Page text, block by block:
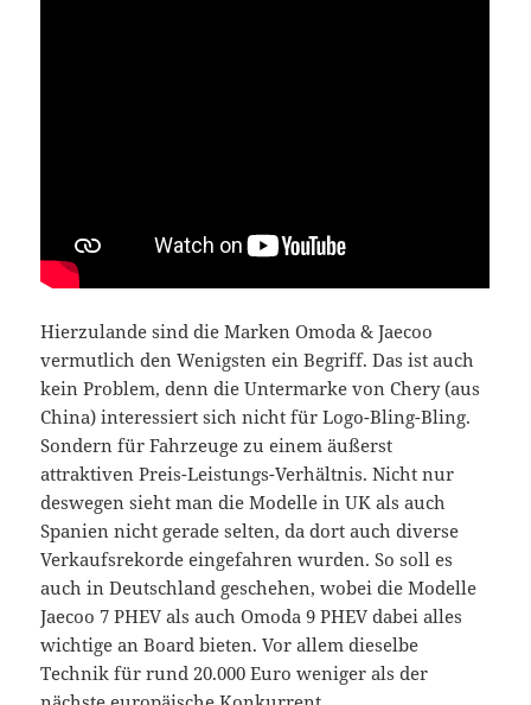
Hierzulande sind die Marken Omoda & Jaecoo
vermutlich den Wenigsten ein Begriff. Das ist auch
kein Problem, denn die Untermarke von Chery (aus
China) interessiert sich nicht für Logo-Bling-Bling.
Sondern für Fahrzeuge zu einem äußerst
attraktiven Preis-Leistungs-Verhältnis. Nicht nur
deswegen sieht man die Modelle in UK als auch
Spanien nicht gerade selten, da dort auch diverse
Verkaufsrekorde eingefahren wurden. So soll es
auch in Deutschland geschehen, wobei die Modelle
Jaecoo 7 PHEV als auch Omoda 9 PHEV dabei alles
wichtige an Board bieten. Vor allem dieselbe
Technik für rund 20.000 Euro weniger als der